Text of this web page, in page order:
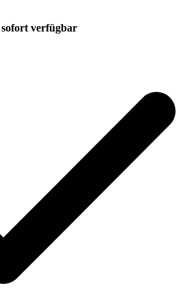
sofort verfügbar